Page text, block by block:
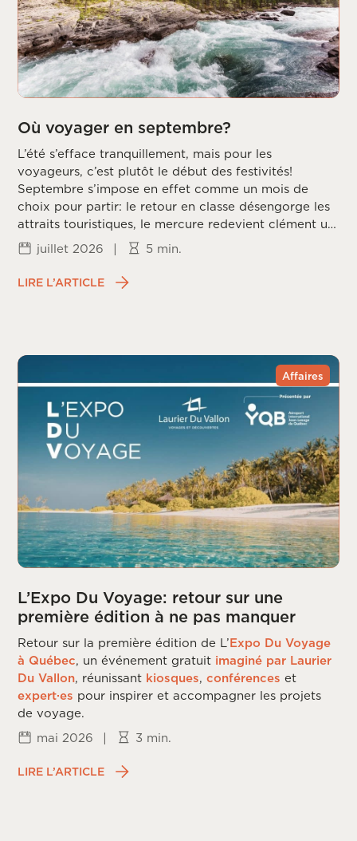
Où voyager en septembre?
L’été s’efface tranquillement, mais pour les
voyageurs, c’est plutôt le début des festivités!
Septembre s’impose en effet comme un mois de
choix pour partir: le retour en classe désengorge les
attraits touristiques, le mercure redevient clément un
peu partout sur la planète, et les prix redescendent
une fois la frénésie estivale passée. Reste à choisir la
bonne destination, puisque chaque coin du monde
vit ce mois différemment, entre saison des ouragans,
juillet 2026 | 5 min.
LIRE L’ARTICLE
Affaires
L’Expo Du Voyage: retour sur une
première édition à ne pas manquer
Retour sur la première édition de L’Expo Du Voyage
à Québec, un événement gratuit imaginé par Laurier
Du Vallon, réunissant kiosques,conférences et
expert·es pour inspirer et accompagner les projets
de voyage.
mai 2026
| 3 min.
LIRE L’ARTICLE